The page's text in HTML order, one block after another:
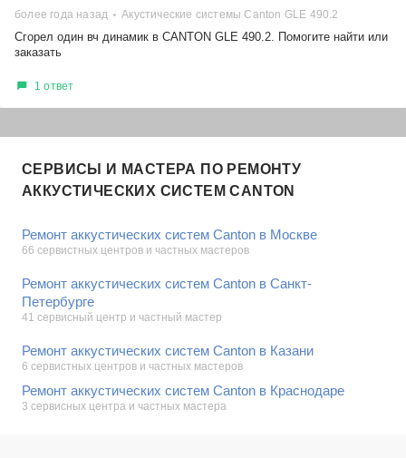
более года назад Акустические системы Canton GLE 490.2
Сгорел один вч динамик в CANTON GLE 490.2. Помогите найти или
заказать
1 ответ
СЕРВИСЫ И МАСТЕРА ПО РЕМОНТУ
АККУСТИЧЕСКИХ СИСТЕМ CANTON
Ремонт аккустических систем Canton в Москве
66 сервистных центров и частных мастеров
Ремонт аккустических систем Canton в Санкт-
Петербурге
41 сервисный центр и частный мастер
Ремонт аккустических систем Canton в Казани
6 сервистных центров и частных мастеров
Ремонт аккустических систем Canton в Краснодаре
3 сервисных центра и частных мастера